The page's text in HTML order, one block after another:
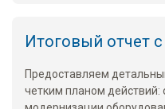
Итоговый отчет
Предоставляем
четким планом действий: